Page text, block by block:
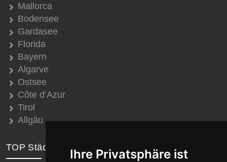
Ihre Privatsphäre ist
Mallorca
Bodensee
Gardasee
Florida
Bayern
Algarve
Ostsee
Côte d’Azur
Tirol
Allgäu
TOP Städte